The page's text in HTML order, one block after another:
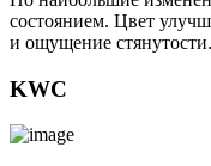
состоянием. Цвет
и ощущение стянутости.
KWC